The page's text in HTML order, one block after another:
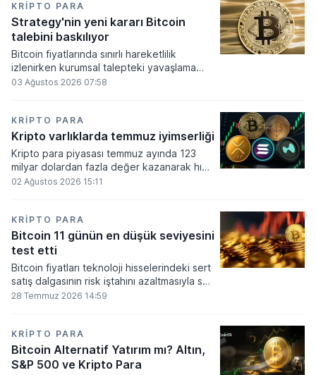
elde edilen dijital paraların belirli şartlar
altında dolaşımına ve menkul kıymet
alımlarında kullanılmasına olanak sağlanıyor.
KRIPTO PARA
Strategy'nin yeni kararı Bitcoin
talebini baskılıyor
Bitcoin fiyatlarında sınırlı hareketlilik
izlenirken kurumsal talepteki yavaşlama
piyasa dinamiklerini etkiliyor. ABD Merkez
çalışmalarındaki belirsizliklerle baskı altında
kalmaya devam ediyor.
03 Ağustos 2026 07:58
KRIPTO PARA
Kripto varlıklarda temmuz iyimserliği
Kripto para piyasası temmuz ayında 123
milyar dolardan fazla değer kazanarak hızlı
bir toparlanma sürecine girdi. Bitcoin ve
2 trilyon 159 milyar 780 milyon dolar
seviyesine ulaştı.
02 Ağustos 2026 15:11
KRIPTO PARA
Bitcoin 11 günün en düşük seviyesini
test etti
Bitcoin fiyatları teknoloji hisselerindeki sert
satış dalgasının risk iştahını azaltmasıyla son
11 günün en düşük seviyesine indi.
28 Temmuz 2026 14:59
KRIPTO PARA
Bitcoin Alternatif Yatırım mı? Altın,
S&P 500 ve Kripto Para